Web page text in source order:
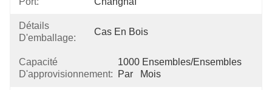
Détails
D'emballage:
Cas En Bois
Capacité
D'approvisionnement:
1000 Ensembles/ensembles
Par   Mois